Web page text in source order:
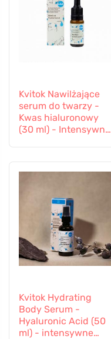
Kvitok Nawilżające
serum do twarzy -
Kwas hialuronowy
(30 ml) - Intensywne
Kvitok Hydrating
Body Serum -
Hyaluronic Acid (50
ml) - intensywne